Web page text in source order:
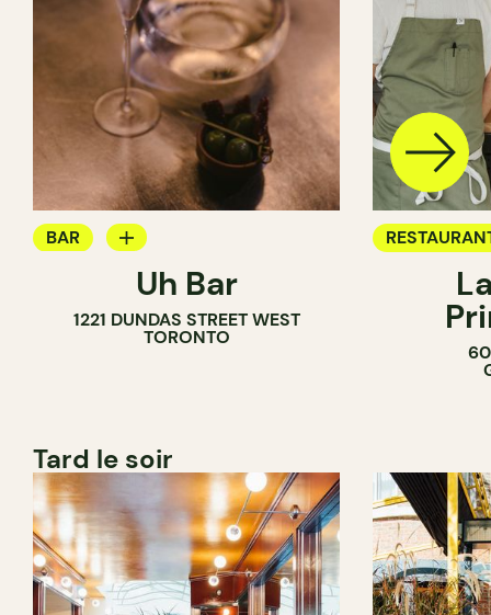
BAR
BAR À COCKTAILUh Bar
1221 DUNDAS STREET WEST
TORONTO
60
Tard le soir